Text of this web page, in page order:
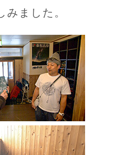
みました。